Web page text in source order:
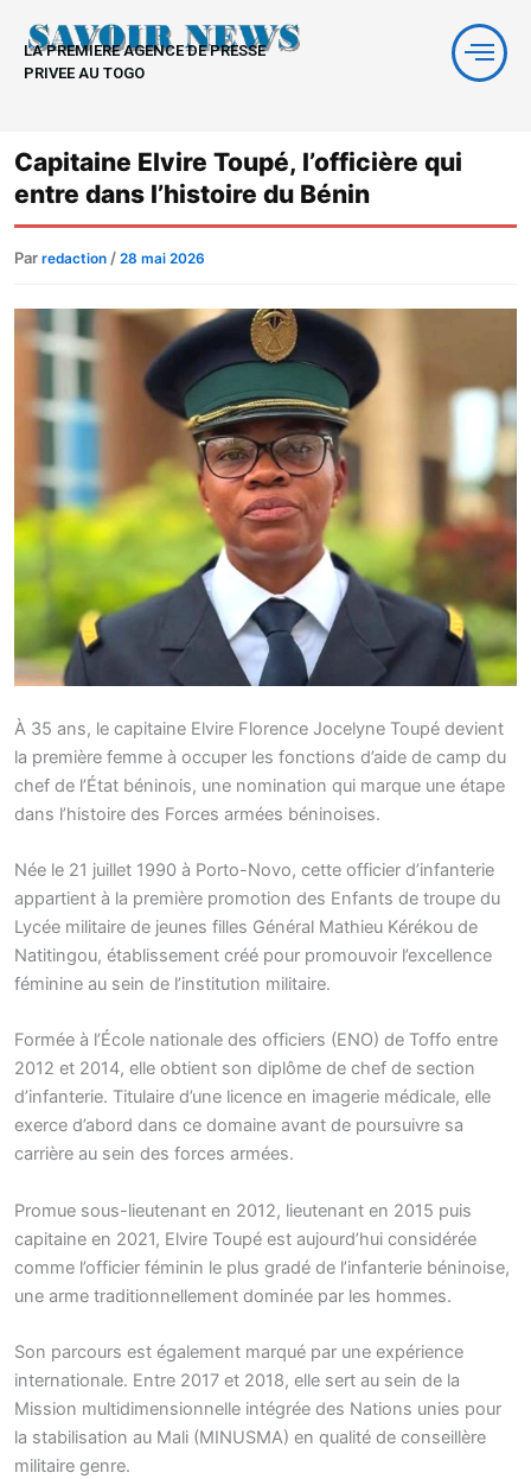
contenu
LA PREMIERE AGENCE DE PRESSE
PRIVEE AU TOGO
Capitaine Elvire Toupé, l’officière qui
entre dans l’histoire du Bénin
Par redaction / 28 mai 2026
À 35 ans, le capitaine Elvire Florence Jocelyne Toupé devient
la première femme à occuper les fonctions d’aide de camp du
chef de l’État béninois, une nomination qui marque une étape
dans l’histoire des Forces armées béninoises.
Née le 21 juillet 1990 à Porto-Novo, cette officier d’infanterie
appartient à la première promotion des Enfants de troupe du
Lycée militaire de jeunes filles Général Mathieu Kérékou de
Natitingou, établissement créé pour promouvoir l’excellence
féminine au sein de l’institution militaire.
Formée à l’École nationale des officiers (ENO) de Toffo entre
2012 et 2014, elle obtient son diplôme de chef de section
d’infanterie. Titulaire d’une licence en imagerie médicale, elle
exerce d’abord dans ce domaine avant de poursuivre sa
carrière au sein des forces armées.
Promue sous-lieutenant en 2012, lieutenant en 2015 puis
capitaine en 2021, Elvire Toupé est aujourd’hui considérée
comme l’officier féminin le plus gradé de l’infanterie béninoise,
une arme traditionnellement dominée par les hommes.
Son parcours est également marqué par une expérience
internationale. Entre 2017 et 2018, elle sert au sein de la
Mission multidimensionnelle intégrée des Nations unies pour
la stabilisation au Mali (MINUSMA) en qualité de conseillère
militaire genre.